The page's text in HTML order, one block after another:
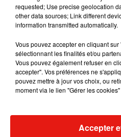
requested; Use precise geolocation
other data sources; Link different
information transmitted automatically.
Vous pouvez accepter en cliquant
sélectionnant les finalités et/ou
Vous pouvez également refuser en
accepter". Vos préférences ne
pouvez mettre à jour vos choix, ou
moment via le lien "Gérer les
Accepter